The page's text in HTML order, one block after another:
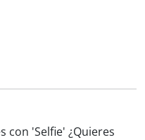
con 'Selfie' ¿Quieres